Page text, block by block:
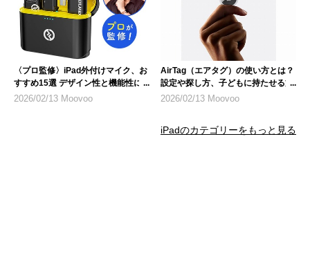
〈プロ監修〉iPad外付けマイク、お
すすめ15選 デザイン性と機能性に
も注目
2026/02/13 Moovoo
AirTag（エアタグ）の使い方とは？
設定や探し方、子どもに持たせる方
法、悪用リスクについて
2026/02/13 Moovoo
iPadのカテゴリーをもっと見る